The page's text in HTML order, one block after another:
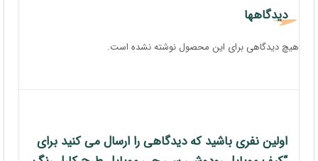
دیدگاهها
هیچ دیدگاهی برای این محصول نوشته نشده است.
اولین نفری باشید که دیدگاهی را ارسال می کنید برای